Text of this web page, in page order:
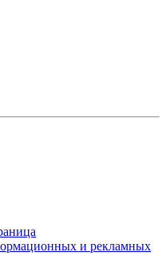
и рекламных